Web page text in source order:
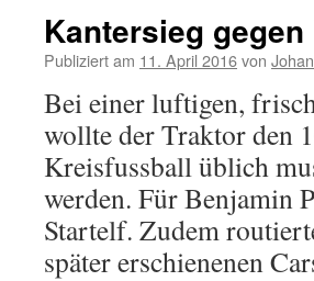
Kantersieg
Publiziert am 11. April 2016von
Bei einer luftigen,
wollte der Traktor den
Kreisfussball üblich
werden. Für Benjamin
Startelf. Zudem
später erschienenen